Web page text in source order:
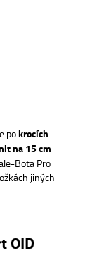
pokrocích
na 15 cm
Bota Pro
jiných
OID